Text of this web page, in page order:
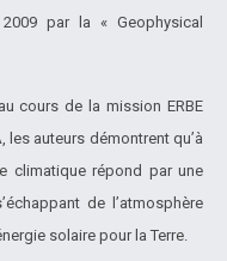
par la « Geophysical
cours de la mission ERBE
les auteurs démontrent qu’à
climatique répond par une
de l’atmosphère
solaire pour la Terre.